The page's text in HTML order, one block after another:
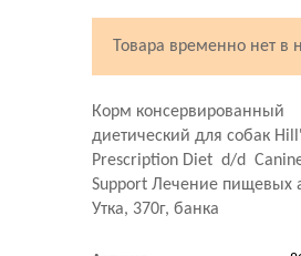
Товара временно нет в
Корм консервированный
диетический для собак
Prescription Diet d/d
Support Лечение пищевых
Утка, 370г, банка